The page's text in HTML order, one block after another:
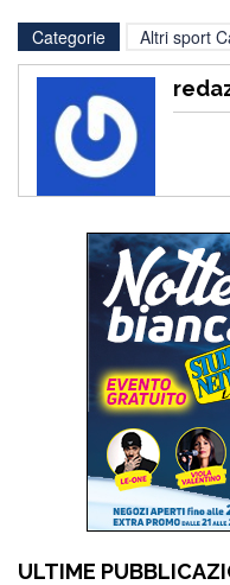
Categorie Altri sport
ULTIME